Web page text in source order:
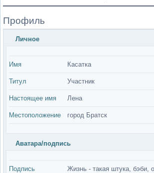
Профиль
Личное
Имя Касатка
Титул Участник
Настоящее имя Лена
Местоположение город Братск
Аватара/подпись
Подпись
Жизнь - такая штука, бэби,